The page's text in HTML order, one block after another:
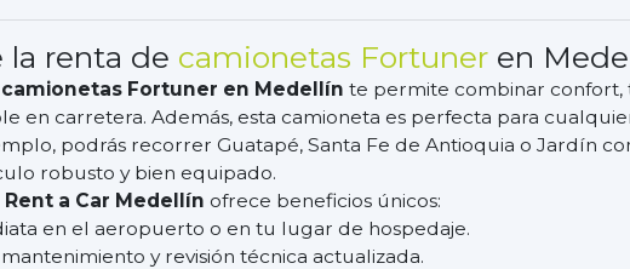
la renta de camionetas Fortuner en
Fortuner en Medellín te permite combinar confort,
en carretera. Además, esta camioneta es perfecta para
podrás recorrer Guatapé, Santa Fe de Antioquia o Jardín
robusto y bien equipado.
a Car Medellín ofrece beneficios únicos:
en el aeropuerto o en tu lugar de hospedaje.
y revisión técnica actualizada.